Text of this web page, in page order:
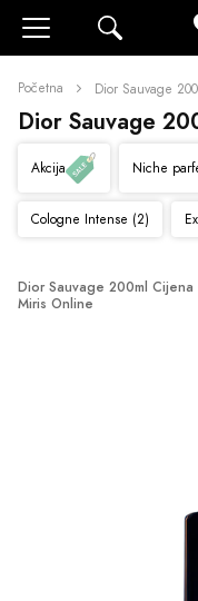
Početna Dior Sauvage
Dior Sauvage
Akcija Niche
Cologne Intense (2)
Dior Sauvage 200ml
Miris Online